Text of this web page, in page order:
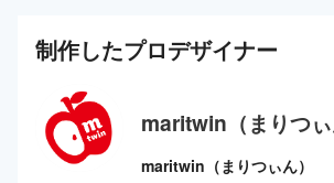
制作したプロデザイナー
maritwin（まりつぃ
maritwin（まりつぃん）